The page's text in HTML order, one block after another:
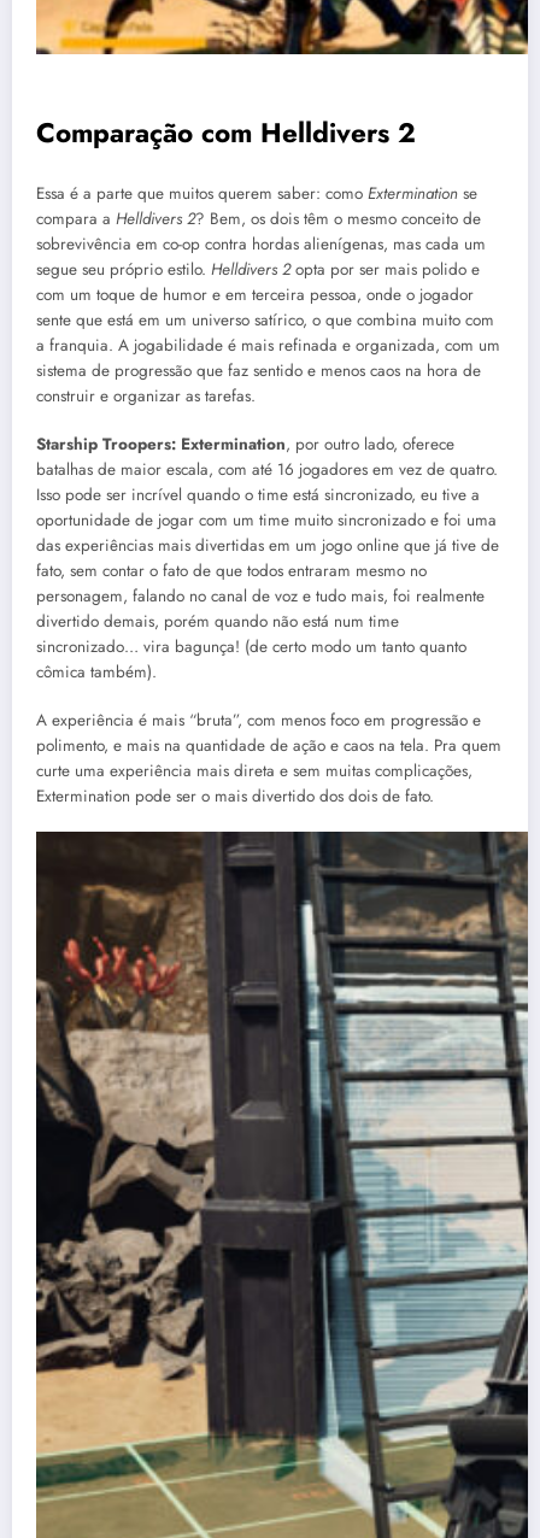
Comparação com Helldivers 2
Essa é a parte que muitos querem saber: como Extermination se
compara a Helldivers 2? Bem, os dois têm o mesmo conceito de
sobrevivência em co-op contra hordas alienígenas, mas cada um
segue seu próprio estilo. Helldivers 2opta por ser mais polido e
com um toque de humor e em terceira pessoa, onde o jogador
sente que está em um universo satírico, o que combina muito com
a franquia. A jogabilidade é mais refinada e organizada, com um
sistema de progressão que faz sentido e menos caos na hora de
construir e organizar as tarefas.
Starship Troopers: Extermination, por outro lado, oferece
batalhas de maior escala, com até 16 jogadores em vez de quatro.
Isso pode ser incrível quando o time está sincronizado, eu tive a
oportunidade de jogar com um time muito sincronizado e foi uma
das experiências mais divertidas em um jogo online que já tive de
fato, sem contar o fato de que todos entraram mesmo no
personagem, falando no canal de voz e tudo mais, foi realmente
divertido demais, porém quando não está num time
sincronizado… vira bagunça! (de certo modo um tanto quanto
cômica também).
A experiência é mais “bruta”, com menos foco em progressão e
polimento, e mais na quantidade de ação e caos na tela. Pra quem
curte uma experiência mais direta e sem muitas complicações,
Extermination pode ser o mais divertido dos dois de fato.